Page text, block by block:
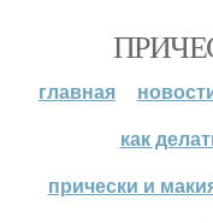
главная
как
прически и